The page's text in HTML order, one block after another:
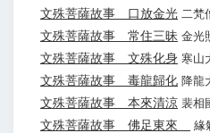
文殊菩薩故事 口放金光 二梵
文殊菩薩故事 常住三昧 金光
文殊菩薩故事 文殊化身 寒山
文殊菩薩故事 毒龍歸化 降龍
文殊菩薩故事 本來清涼 裴
文殊菩薩故事 佛足東來 緣